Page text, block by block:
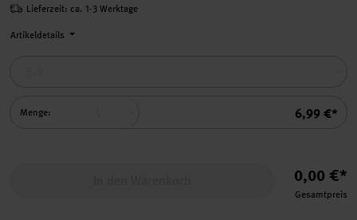
Summe
6,99 €*
Lieferzeit: ca. 1-3 Werktage
Artikeldetails
Menge:
0,00 €*
Gesamtpreis